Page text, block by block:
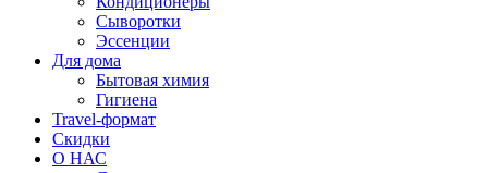
Сыворотки
Эссенции
Для дома
Бытовая химия
Гигиена
Travel-формат
Скидки
О НАС